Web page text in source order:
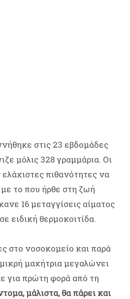
στις 23 εβδομάδες
μόλις 328 γραμμάρια. Οι
ελάχιστες πιθανότητες να
το που ήρθε στη ζωή
16 μεταγγίσεις αίματος
ειδική θερμοκοιτίδα.
στο νοσοκομείο και παρά
μαχήτρια μεγαλώνει
για πρώτη φορά από τη
μάλιστα, θα πάρει και